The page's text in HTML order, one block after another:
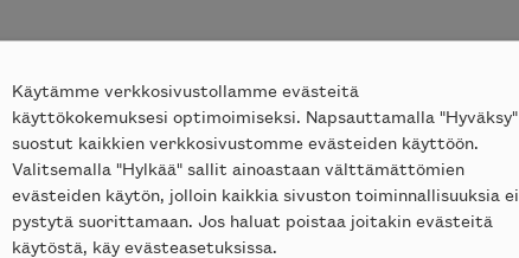
Käytämme verkkosivustollamme evästeitä
käyttökokemuksesi optimoimiseksi. Napsauttamalla "Hyväksy"
suostut kaikkien verkkosivustomme evästeiden käyttöön.
Valitsemalla "Hylkää" sallit ainoastaan välttämättömien
evästeiden käytön, jolloin kaikkia sivuston toiminnallisuuksia ei
pystytä suorittamaan. Jos haluat poistaa joitakin evästeitä
käytöstä, käy evästeasetuksissa.